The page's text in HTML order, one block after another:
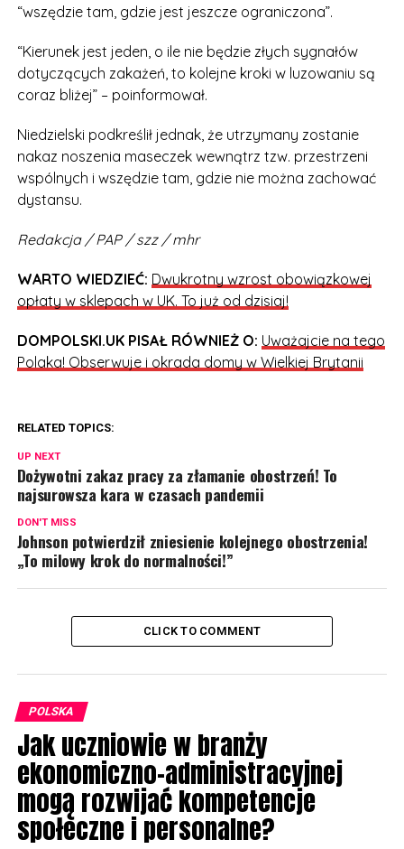
“wszędzie tam, gdzie jest jeszcze ograniczona”.
“Kierunek jest jeden, o ile nie będzie złych sygnałów
dotyczących zakażeń, to kolejne kroki w luzowaniu są
coraz bliżej” – poinformował.
Niedzielski podkreślił jednak, że utrzymany zostanie
nakaz noszenia maseczek wewnątrz tzw. przestrzeni
wspólnych i wszędzie tam, gdzie nie można zachować
dystansu.
Redakcja / PAP / szz / mhr
WARTO WIEDZIEĆ: Dwukrotny wzrost obowiązkowej
opłaty w sklepach w UK. To już od dzisiaj!
DOMPOLSKI.UK PISAŁ RÓWNIEŻ O: Uważajcie na tego
Polaka! Obserwuje i okrada domy w Wielkiej Brytanii
RELATED TOPICS:
UP NEXT
Dożywotni zakaz pracy za złamanie obostrzeń! To
najsurowsza kara w czasach pandemii
DON'T MISS
Johnson potwierdził zniesienie kolejnego obostrzenia!
„To milowy krok do normalności!”
CLICK TO COMMENT
POLSKA
Jak uczniowie w branży
ekonomiczno-administracyjnej
mogą rozwijać kompetencje
społeczne i personalne?